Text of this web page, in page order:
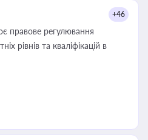
+46
правове регулювання
рівнів та кваліфікацій в